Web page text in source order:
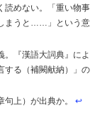
読めない。「重い物事
まうと……」という意
。『漢語大詞典』によ
する（補闕献納）」の
句上）が出典か。↩︎